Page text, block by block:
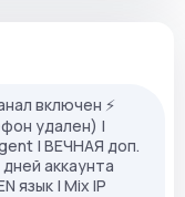
включен ⚡️
удален) |
| ВЕЧНАЯ доп.
аккаунта
язык | Mix IP